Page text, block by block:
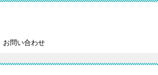
お問い合わせ